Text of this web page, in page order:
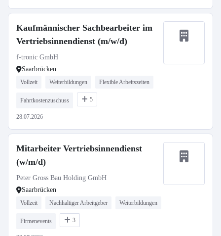
Kaufmännischer Sachbearbeiter im
Vertriebsinnendienst (m/w/d)
f-tronic GmbH
Saarbrücken
Vollzeit Weiterbildungen Flexible Arbeitszeiten
Fahrtkostenzuschuss 5
28.07.2026
Mitarbeiter Vertriebsinnendienst
(w/m/d)
Peter Gross Bau Holding GmbH
Saarbrücken
Vollzeit Nachhaltiger Arbeitgeber Weiterbildungen
Firmenevents 3